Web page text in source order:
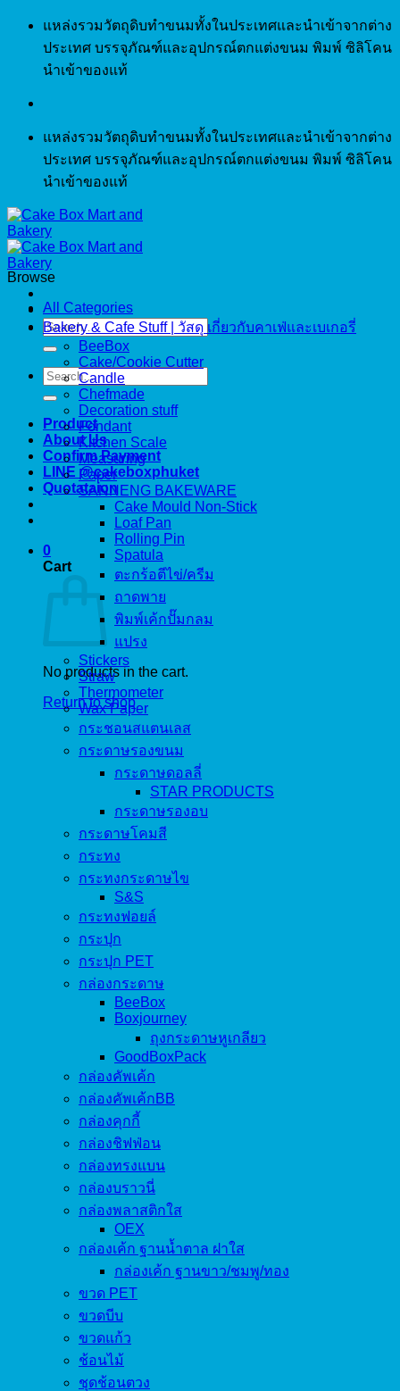
Skip
content
แหล่งรวมวัตถุดิบทำขนมทั้งในประเทศและนำเข้าจากต่าง
ประเทศ บรรจุภัณฑ์และอุปกรณ์ตกแต่งขนม พิมพ์ ซิลิโคน
นำเข้าของแท้
แหล่งรวมวัตถุดิบทำขนมทั้งในประเทศและนำเข้าจากต่าง
ประเทศ บรรจุภัณฑ์และอุปกรณ์ตกแต่งขนม พิมพ์ ซิลิโคน
นำเข้าของแท้
Search
for:
Search
for:
Product
About Us
Confirm Payment
LINE @cakeboxphuket
Quotataion
0
Cart
No products in the cart.
Return to shop
Browse
All Categories
Bakery & Cafe Stuff | วัสดุ เกี่ยวกับคาเฟ่และเบเกอรี่
BeeBox
Cake/Cookie Cutter
Candle
Chefmade
Decoration stuff
Fondant
Kitchen Scale
Measuring
Paper
SANNENG BAKEWARE
Cake Mould Non-Stick
Loaf Pan
Rolling Pin
Spatula
ตะกร้อตีไข่/ครีม
ถาดพาย
พิมพ์เค้กปั๊มกลม
แปรง
Stickers
Straw
Thermometer
Wax Paper
กระชอนสแตนเลส
กระดาษรองขนม
กระดาษดอลลี่
STAR PRODUCTS
กระดาษรองอบ
กระดาษโคมสี
กระทง
กระทงกระดาษไข
S&S
กระทงฟอยล์
กระปุก
กระปุก PET
กล่องกระดาษ
BeeBox
Boxjourney
ถุงกระดาษหูเกลียว
GoodBoxPack
กล่องคัพเค้ก
กล่องคัพเค้กBB
กล่องคุกกี้
กล่องชิฟฟ่อน
กล่องทรงแบน
กล่องบราวนี่
กล่องพลาสติกใส
OEX
กล่องเค้ก ฐานน้ำตาล ฝาใส
กล่องเค้ก ฐานขาว/ชมพู/ทอง
ขวด PET
ขวดบีบ
ขวดแก้ว
ช้อนไม้
ชุดช้อนตวง